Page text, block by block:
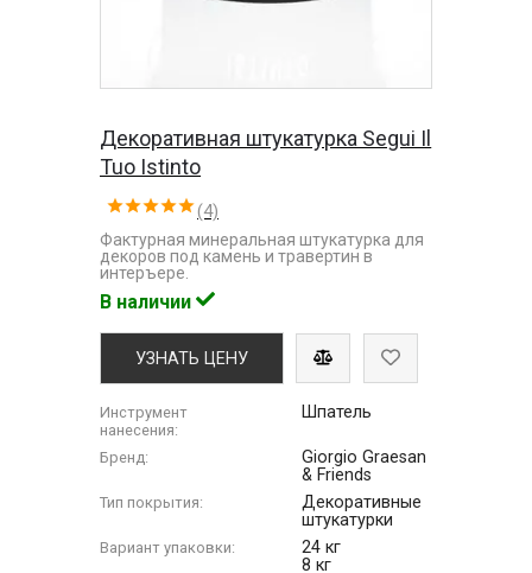
Декоративная штукатурка Segui Il
Tuo Istinto
(4)
Фактурная минеральная штукатурка для
декоров под камень и травертин в
интеръере.
В наличии
УЗНАТЬ ЦЕНУ
Инструмент
нанесения:
Шпатель
Бренд:
Giorgio Graesan
& Friends
Тип покрытия:
Декоративные
штукатурки
Вариант упаковки:
24 кг
8 кг